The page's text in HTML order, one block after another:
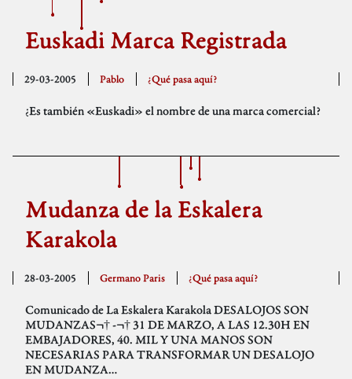
Euskadi Marca Registrada
29-03-2005 Pablo ¿Qué pasa aquí?
¿Es también «Euskadi» el nombre de una marca comercial?
Mudanza de la Eskalera
Karakola
28-03-2005 Germano Paris ¿Qué pasa aquí?
Comunicado de La Eskalera Karakola DESALOJOS SON
MUDANZAS¬† -¬† 31 DE MARZO, A LAS 12.30H EN
EMBAJADORES, 40. MIL Y UNA MANOS SON
NECESARIAS PARA TRANSFORMAR UN DESALOJO
EN MUDANZA…